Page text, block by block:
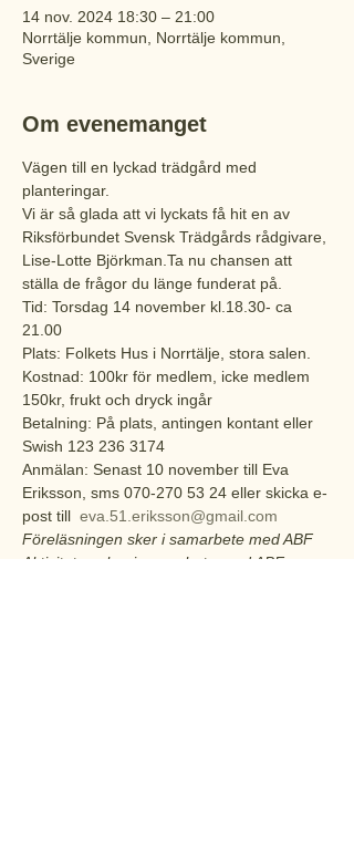
14 nov. 2024 18:30 – 21:00
Norrtälje kommun, Norrtälje kommun,
Sverige
Om evenemanget
Vägen till en lyckad trädgård med
planteringar.
Vi är så glada att vi lyckats få hit en av
Riksförbundet Svensk Trädgårds rådgivare,
Lise-Lotte Björkman. Ta nu chansen att
ställa de frågor du länge funderat på.
Tid: Torsdag 14 november kl.18.30- ca
21.00
Plats: Folkets Hus i Norrtälje, stora salen.
Kostnad: 100kr för medlem, icke medlem
150kr, frukt och dryck ingår
Betalning: På plats, antingen kontant eller
Swish 123 236 3174
Anmälan: Senast 10 november till Eva
Eriksson, sms 070-270 53 24 eller skicka e-
post till eva.51.eriksson@gmail.com
Föreläsningen sker i samarbete med ABF
Aktiviteten sker i samarbete med ABF